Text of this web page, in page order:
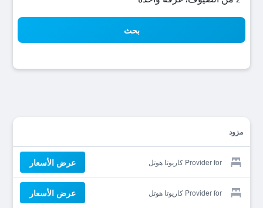
بحث
مزود
Provider for كاريوتا هوتل عرض الأسعار
Provider for كاريوتا هوتل عرض الأسعار